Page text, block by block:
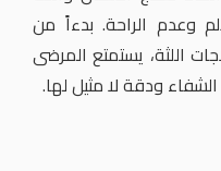
وعدم الراحة. بدءاً من
اللثة، يستمتع المرضى
ودقة لا مثيل لها.